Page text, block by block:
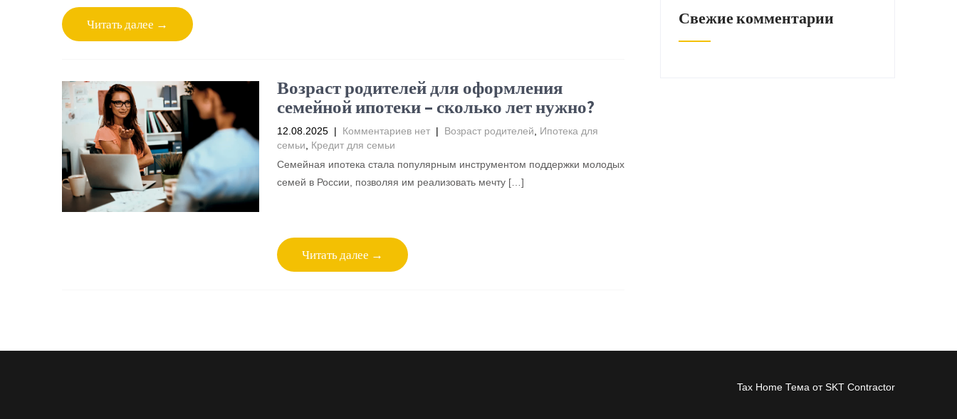
Читать далее →
Возраст родителей для оформления
семейной ипотеки – сколько лет нужно?
12.08.2025 | Комментариев нет | Возраст родителей
Ипотека для
семьи
Кредит для семьи
Семейная ипотека стала популярным инструментом поддержки молодых
семей в России, позволяя им реализовать мечту […]
Читать далее →
Свежие комментарии
Tax Home Тема от SKT Contractor